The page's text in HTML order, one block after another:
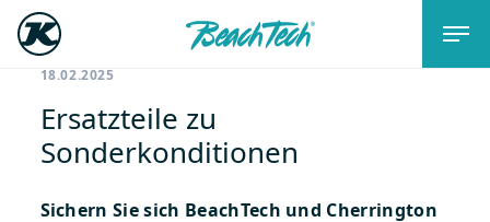
18.02.2025
Ersatzteile zu
Sonderkonditionen
Sichern Sie sich BeachTech und Cherrington